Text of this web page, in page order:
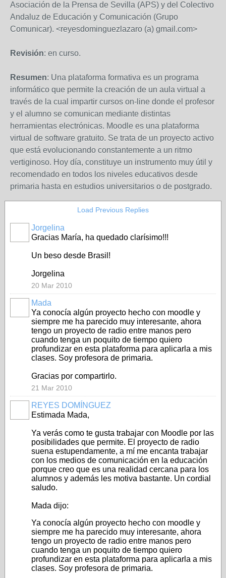
Asociación de la Prensa de Sevilla (APS) y del Colectivo
Andaluz de Educación y Comunicación (Grupo
Comunicar). <reyesdominguezlazaro (a) gmail.com>
Revisión: en curso.
Resumen: Una plataforma formativa es un programa
informático que permite la creación de un aula virtual a
través de la cual impartir cursos on-line donde el profesor
y el alumno se comunican mediante distintas
herramientas electrónicas. Moodle es una plataforma
virtual de software gratuito. Se trata de un proyecto activo
que está evolucionando constantemente a un ritmo
vertiginoso. Hoy día, constituye un instrumento muy útil y
recomendado en todos los niveles educativos desde
primaria hasta en estudios universitarios o de postgrado.
Load Previous Replies
Jorgelina
Gracias María, ha quedado clarísimo!!!
Un beso desde Brasil!
Jorgelina
20 Mar 2010
Mada
Ya conocía algún proyecto hecho con moodle y
siempre me ha parecido muy interesante, ahora
tengo un proyecto de radio entre manos pero
cuando tenga un poquito de tiempo quiero
profundizar en esta plataforma para aplicarla a mis
clases. Soy profesora de primaria.
Gracias por compartirlo.
21 Mar 2010
REYES DOMÍNGUEZ
Estimada Mada,
Ya verás como te gusta trabajar con Moodle por las
posibilidades que permite. El proyecto de radio
suena estupendamente, a mí me encanta trabajar
con los medios de comunicación en la educación
porque creo que es una realidad cercana para los
alumnos y además les motiva bastante. Un cordial
saludo.
Mada dijo:
Ya conocía algún proyecto hecho con moodle y
siempre me ha parecido muy interesante, ahora
tengo un proyecto de radio entre manos pero
cuando tenga un poquito de tiempo quiero
profundizar en esta plataforma para aplicarla a mis
clases. Soy profesora de primaria.